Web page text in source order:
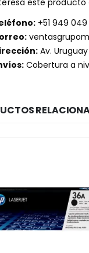
este
+51 949
Av.
Cobertura a